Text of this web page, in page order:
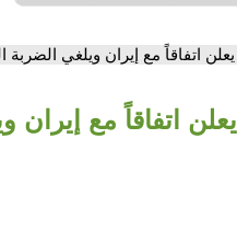
اتفاقاً مع إيران ويلغي الضربة
اتفاقاً مع إيران